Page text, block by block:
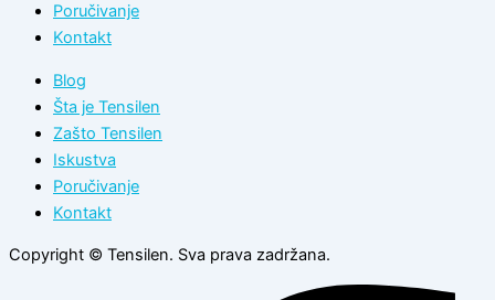
Poručivanje
Kontakt
Blog
Šta je Tensilen
Zašto Tensilen
Iskustva
Poručivanje
Kontakt
Copyright © Tensilen. Sva prava zadržana.